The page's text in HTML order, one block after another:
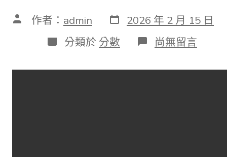
文 作者： admin 發
表
日
期
2026 年 2 月 15 日
分
類
分類於 分數 在
〈視
丨
尚無留言